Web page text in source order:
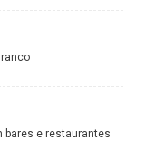
bares e restaurantes